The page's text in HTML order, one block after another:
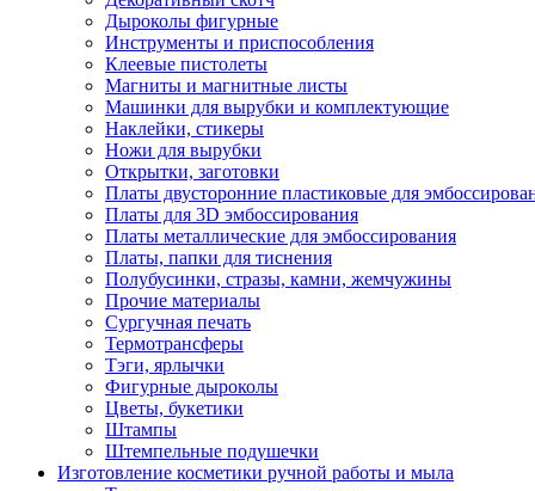
Дыроколы фигурные
Инструменты и приспособления
Клеевые пистолеты
Магниты и магнитные листы
Машинки для вырубки и комплектующие
Наклейки, стикеры
Ножи для вырубки
Открытки, заготовки
Платы двусторонние пластиковые для
Платы для 3D эмбоссирования
Платы металлические для эмбоссирования
Платы, папки для тиснения
Полубусинки, стразы, камни, жемчужины
Прочие материалы
Сургучная печать
Термотрансферы
Тэги, ярлычки
Фигурные дыроколы
Цветы, букетики
Штампы
Штемпельные подушечки
Изготовление косметики ручной работы и мыла